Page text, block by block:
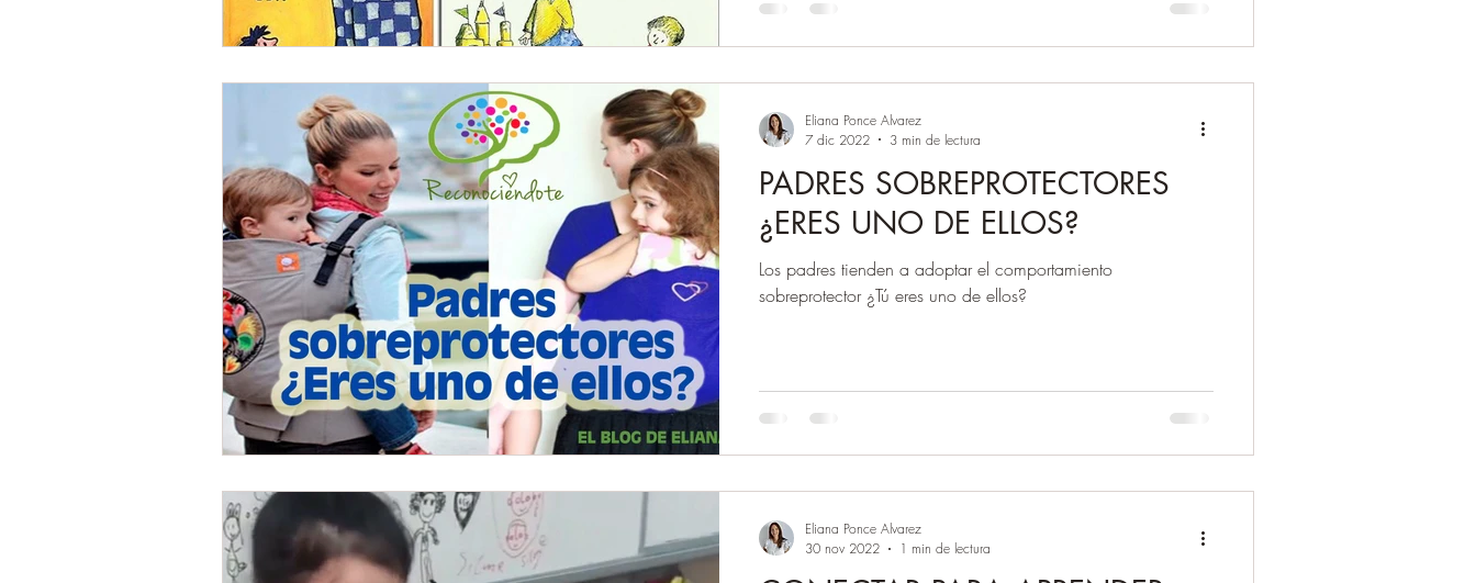
PADRES SOBREPROTECTORES
¿ERES UNO DE ELLOS?
Los padres tienden a adoptar el comportamiento
sobreprotector ¿Tú eres uno de ellos?
Eliana Ponce Alvarez
7 dic 2022
3 min de lectura
Eliana Ponce Alvarez
30 nov 2022
1 min de lectura